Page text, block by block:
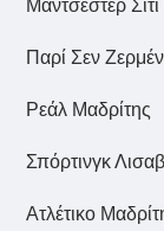
Μάντσεστερ Σίτι
Παρί Σεν Ζερμέν
Ρεάλ Μαδρίτης
Σπόρτινγκ
Ατλέτικο